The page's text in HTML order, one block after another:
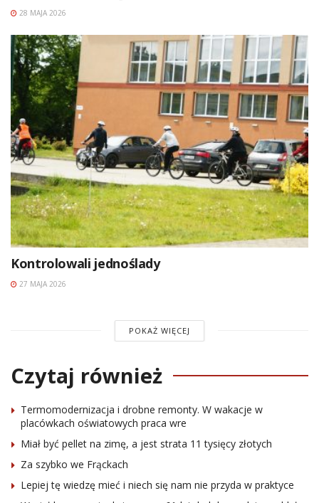
28 MAJA 2026
Kontrolowali jednoślady
27 MAJA 2026
POKAŻ WIĘCEJ
Czytaj również
Termomodernizacja i drobne remonty. W wakacje w
placówkach oświatowych praca wre
Miał być pellet na zimę, a jest strata 11 tysięcy złotych
Za szybko we Frąckach
Lepiej tę wiedzę mieć i niech się nam nie przyda w praktyce